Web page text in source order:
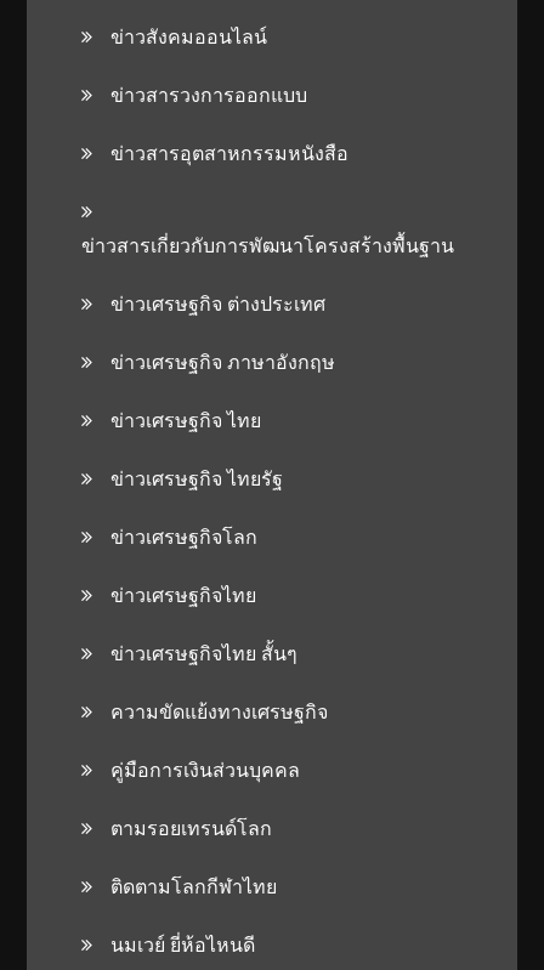
ข่าวสังคมออนไลน์
ข่าวสารวงการออกแบบ
ข่าวสารอุตสาหกรรมหนังสือ
ข่าวสารเกี่ยวกับการพัฒนาโครงสร้างพื้นฐาน
ข่าวเศรษฐกิจ ต่างประเทศ
ข่าวเศรษฐกิจ ภาษาอังกฤษ
ข่าวเศรษฐกิจ ไทย
ข่าวเศรษฐกิจ ไทยรัฐ
ข่าวเศรษฐกิจโลก
ข่าวเศรษฐกิจไทย
ข่าวเศรษฐกิจไทย สั้นๆ
ความขัดแย้งทางเศรษฐกิจ
คู่มือการเงินส่วนบุคคล
ตามรอยเทรนด์โลก
ติดตามโลกกีฬาไทย
นมเวย์ ยี่ห้อไหนดี